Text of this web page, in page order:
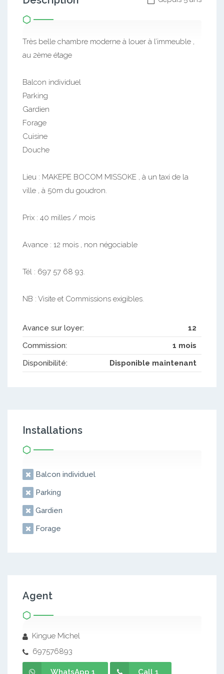
Très belle chambre moderne à louer à l’immeuble ,
au 2ème étage
Balcon individuel
Parking
Gardien
Forage
Cuisine
Douche
Lieu : MAKEPE BOCOM MISSOKE , à un taxi de la
ville , à 50m du goudron.
Prix : 40 milles / mois
Avance : 12 mois , non négociable
Tél : 697 57 68 93.
NB : Visite et Commissions exigibles.
Avance sur loyer:
12
Commission:
1 mois
Disponibilité:
Disponible maintenant
Installations
Balcon individuel
Parking
Gardien
Forage
Agent
Kingue Michel
697576893
WhatsApp 1 Call 1